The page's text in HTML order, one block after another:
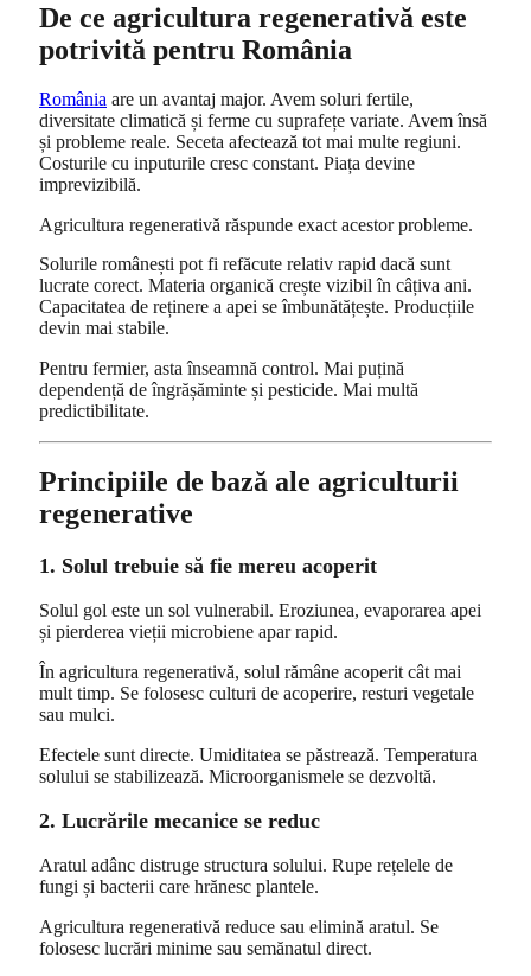
De ce agricultura regenerativă este
potrivită pentru România
România are un avantaj major. Avem soluri fertile,
diversitate climatică și ferme cu suprafețe variate. Avem însă
și probleme reale. Seceta afectează tot mai multe regiuni.
Costurile cu inputurile cresc constant. Piața devine
imprevizibilă.
Agricultura regenerativă răspunde exact acestor probleme.
Solurile românești pot fi refăcute relativ rapid dacă sunt
lucrate corect. Materia organică crește vizibil în câțiva ani.
Capacitatea de reținere a apei se îmbunătățește. Producțiile
devin mai stabile.
Pentru fermier, asta înseamnă control. Mai puțină
dependență de îngrășăminte și pesticide. Mai multă
predictibilitate.
Principiile de bază ale agriculturii
regenerative
1. Solul trebuie să fie mereu acoperit
Solul gol este un sol vulnerabil. Eroziunea, evaporarea apei
și pierderea vieții microbiene apar rapid.
În agricultura regenerativă, solul rămâne acoperit cât mai
mult timp. Se folosesc culturi de acoperire, resturi vegetale
sau mulci.
Efectele sunt directe. Umiditatea se păstrează. Temperatura
solului se stabilizează. Microorganismele se dezvoltă.
2. Lucrările mecanice se reduc
Aratul adânc distruge structura solului. Rupe rețelele de
fungi și bacterii care hrănesc plantele.
Agricultura regenerativă reduce sau elimină aratul. Se
folosesc lucrări minime sau semănatul direct.